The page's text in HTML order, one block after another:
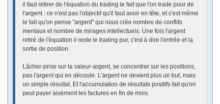
il faut retirer de l'équation du trading le fait que l'on trade pour de
l'argent : ce n'est pas l'objectif qu'il faut avoir en tête, et c'est même
le fait qu'on pense "argent" qui nous crée nombre de conflits
mentaux et nombre de mirages intellectuels. Une fois l'argent
retiré de l'équation il reste le trading pur, c'est à dire l'entrée et la
sortie de position.
Lâcher-prise sur la valeur-argent, se concentrer sur les positions,
pas l'argent qui en découle. L'argent ne devient plus un but, mais
un simple résultat. Et l'accumulation de résultats positifs fait qu'on
peut payer aisément les factures en fin de mois.